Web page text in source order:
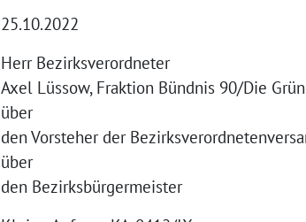
25.10.2022
Herr Bezirksverordneter
Axel Lüssow, Fraktion Bündnis 90/Die
über
den Vorsteher der
über
den Bezirksbürgermeister